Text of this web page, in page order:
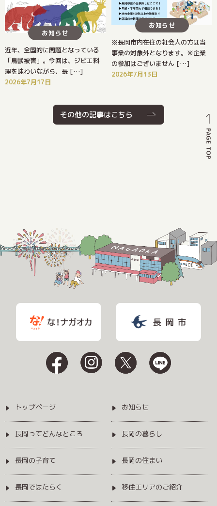
お知らせ
近年、全国的に問題となっている
「鳥獣被害」。今回は、ジビエ料
理を味わいながら、長 […]
2026年7月17日
お知らせ
※長岡市内在住の社会人の方は当
事業の対象外となります。※企業
の参加はございません […]
2026年7月13日
その他の記事はこちら
トップページ
長岡ってどんなところ
長岡の子育て
長岡ではたらく
お知らせ
長岡の暮らし
長岡の住まい
移住エリアのご紹介